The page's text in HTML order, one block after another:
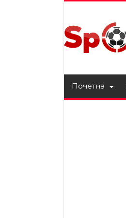
Почетна